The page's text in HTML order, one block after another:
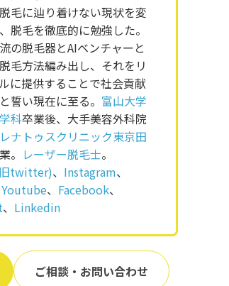
毛に辿り着けない現状を変
脱毛を徹底的に勉強した。
の脱毛器とAIベンチャーと
毛方法編み出し、それをリ
に提供することで社会貢献
誓い現在に至る。 富山大学
科卒業後、大手美容外科院
レナトゥスクリニック東京田
。 レーザー脱毛士。
twitter)、 Instagram、
Youtube、 Facebook、
、 Linkedin
ご相談・お問い合わせ